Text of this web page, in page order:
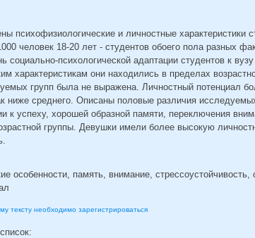
психофизиологические и личностные характеристики
человек 18-20 лет - студентов обоего пола разных
социально-психологической адаптации студентов к
характеристикам они находились в пределах
групп была не выражена. Личностный потенциал
ниже среднего. Описаны половые различия
к успеху, хорошей образной памяти, переключения
группы. Девушки имели более высокую
особенности, память, внимание, стрессоустойчивость,
тексту необходимо зарегистрироваться